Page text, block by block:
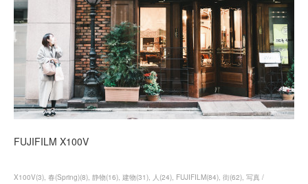
FUJIFILM X100V
X100V(3) 春(Spring)(8) 静物(16) 建物(31) 人 (24) FUJIFILM(84) 街(62) 写真 /